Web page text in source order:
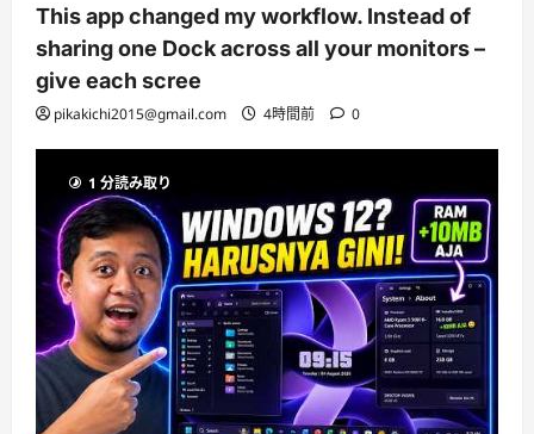
This app changed my workflow. Instead of
sharing one Dock across all your monitors –
give each scree
pikakichi2015@gmail.com 4時間前 0
1 分読み取り